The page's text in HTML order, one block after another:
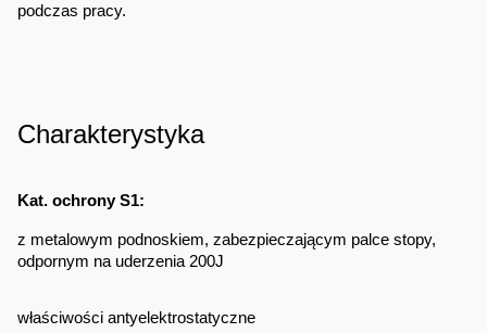
podczas pracy.
Charakterystyka
Kat. ochrony S1:
z metalowym podnoskiem, zabezpieczającym palce stopy,
odpornym na uderzenia 200J
właściwości antyelektrostatyczne